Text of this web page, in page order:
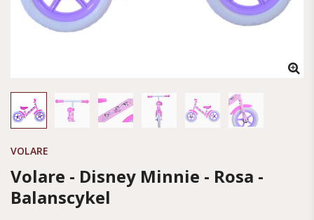
VOLARE
Volare - Disney Minnie - Rosa -
Balanscykel